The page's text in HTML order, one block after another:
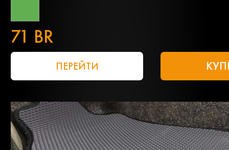
71 BR
ПЕРЕЙТИ